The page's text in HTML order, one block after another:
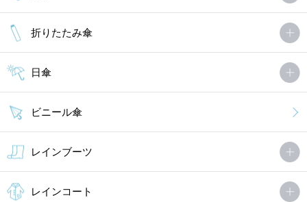
折りたたみ傘
日傘
ビニール傘
レインブーツ
レインコート